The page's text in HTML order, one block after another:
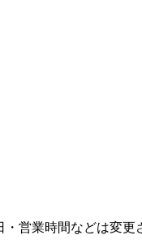
営業時間などは変更